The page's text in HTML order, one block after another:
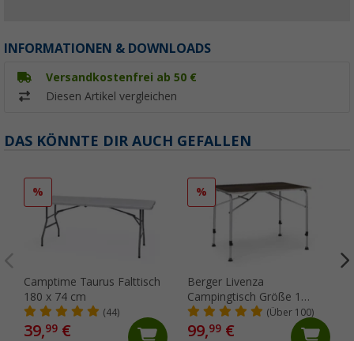
INFORMATIONEN & DOWNLOADS
Versandkostenfrei ab 50 €
Diesen Artikel vergleichen
DAS KÖNNTE DIR AUCH GEFALLEN
%
Camptime Taurus Falttisch
180 x 74 cm
(44)
39,99 €
%
Berger Livenza
Campingtisch Größe 1
Dunkel 80 x 60 cm(Über 100)
99,99€